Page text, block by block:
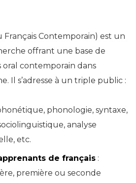
Français Contemporain) est un
offrant une base de
oral contemporain dans
Il s’adresse à un triple public :
phonologie, syntaxe,
analyse
etc.
de français :
première ou seconde